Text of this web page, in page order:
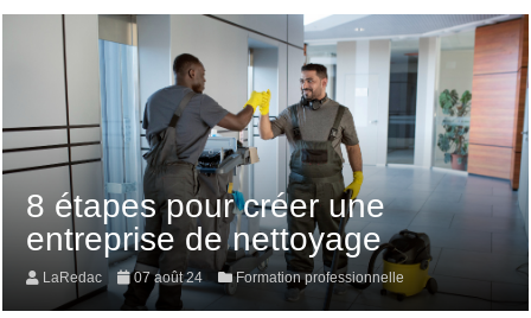
8 étapes pour créer une
entreprise de nettoyage
LaRedac 07 août 24 Formation professionnelle